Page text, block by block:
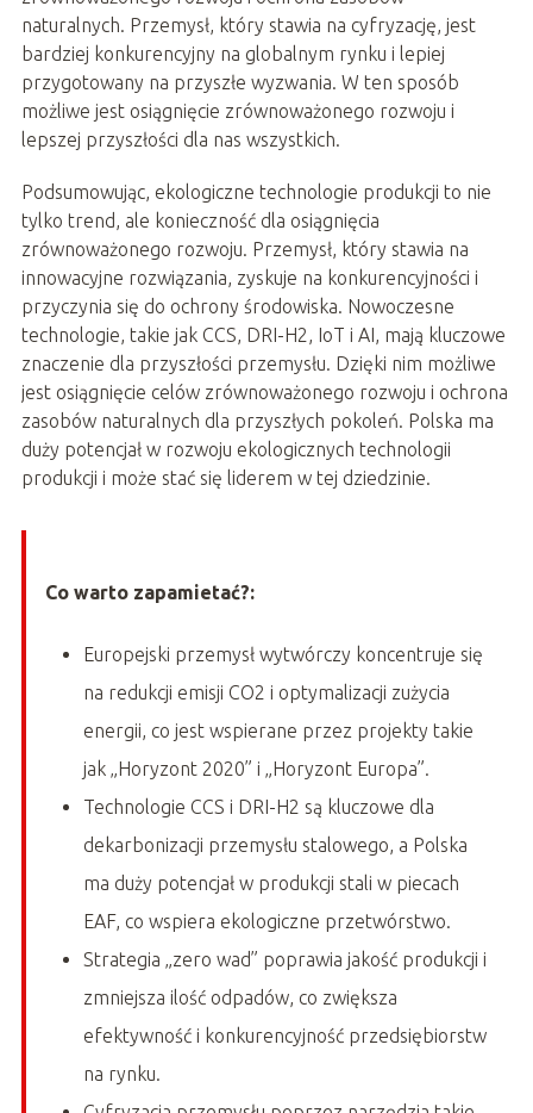
naturalnych. Przemysł, który stawia na cyfryzację, jest
bardziej konkurencyjny na globalnym rynku i lepiej
przygotowany na przyszłe wyzwania. W ten sposób
możliwe jest osiągnięcie zrównoważonego rozwoju i
lepszej przyszłości dla nas wszystkich.
Podsumowując, ekologiczne technologie produkcji to nie
tylko trend, ale konieczność dla osiągnięcia
zrównoważonego rozwoju. Przemysł, który stawia na
innowacyjne rozwiązania, zyskuje na konkurencyjności i
przyczynia się do ochrony środowiska. Nowoczesne
technologie, takie jak CCS, DRI-H2, IoT i AI, mają kluczowe
znaczenie dla przyszłości przemysłu. Dzięki nim możliwe
jest osiągnięcie celów zrównoważonego rozwoju i ochrona
zasobów naturalnych dla przyszłych pokoleń. Polska ma
duży potencjał w rozwoju ekologicznych technologii
produkcji i może stać się liderem w tej dziedzinie.
Co warto zapamietać?:
Europejski przemysł wytwórczy koncentruje się
na redukcji emisji CO2 i optymalizacji zużycia
energii, co jest wspierane przez projekty takie
jak „Horyzont 2020” i „Horyzont Europa”.
Technologie CCS i DRI-H2 są kluczowe dla
dekarbonizacji przemysłu stalowego, a Polska
ma duży potencjał w produkcji stali w piecach
EAF, co wspiera ekologiczne przetwórstwo.
Strategia „zero wad” poprawia jakość produkcji i
zmniejsza ilość odpadów, co zwiększa
efektywność i konkurencyjność przedsiębiorstw
na rynku.